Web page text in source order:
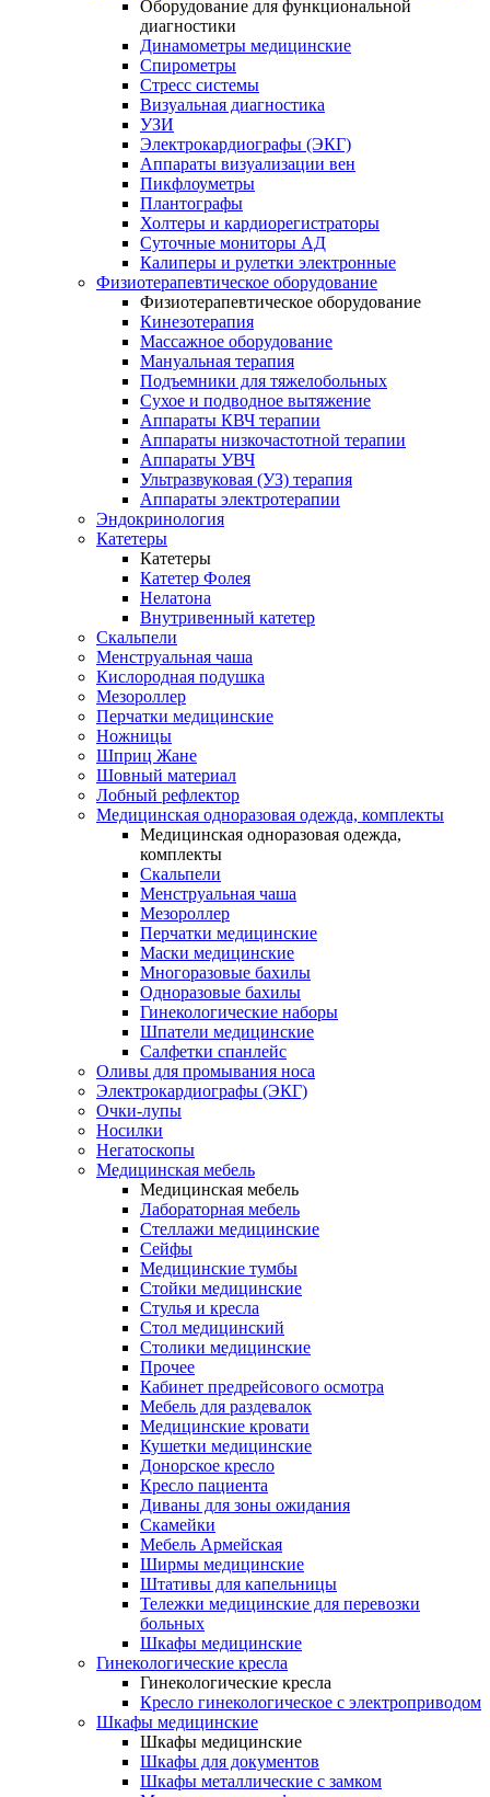
Оборудование для функциональной
диагностики
Динамометры медицинские
Спирометры
Стресс системы
Визуальная диагностика
УЗИ
Электрокардиографы (ЭКГ)
Аппараты визуализации вен
Пикфлоуметры
Плантографы
Холтеры и кардиорегистраторы
Суточные мониторы АД
Калиперы и рулетки электронные
Физиотерапевтическое оборудование
Физиотерапевтическое оборудование
Кинезотерапия
Массажное оборудование
Мануальная терапия
Подъемники для тяжелобольных
Сухое и подводное вытяжение
Аппараты КВЧ терапии
Аппараты низкочастотной терапии
Аппараты УВЧ
Ультразвуковая (УЗ) терапия
Аппараты электротерапии
Эндокринология
Катетеры
Катетеры
Катетер Фолея
Нелатона
Внутривенный катетер
Скальпели
Менструальная чаша
Кислородная подушка
Мезороллер
Перчатки медицинские
Ножницы
Шприц Жане
Шовный материал
Лобный рефлектор
Медицинская одноразовая одежда, комплекты
Медицинская одноразовая одежда,
комплекты
Скальпели
Менструальная чаша
Мезороллер
Перчатки медицинские
Маски медицинские
Многоразовые бахилы
Одноразовые бахилы
Гинекологические наборы
Шпатели медицинские
Салфетки спанлейс
Оливы для промывания носа
Электрокардиографы (ЭКГ)
Очки-лупы
Носилки
Негатоскопы
Медицинская мебель
Медицинская мебель
Лабораторная мебель
Стеллажи медицинские
Сейфы
Медицинские тумбы
Стойки медицинские
Cтулья и кресла
Стол медицинский
Столики медицинские
Прочее
Кабинет предрейсового осмотра
Мебель для раздевалок
Медицинские кровати
Кушетки медицинские
Донорское кресло
Кресло пациента
Диваны для зоны ожидания
Скамейки
Мебель Армейская
Ширмы медицинские
Штативы для капельницы
Тележки медицинские для перевозки
больных
Шкафы медицинские
Гинекологические кресла
Гинекологические кресла
Кресло гинекологическое с электроприводом
Шкафы медицинские
Шкафы медицинские
Шкафы для документов
Шкафы металлические с замком